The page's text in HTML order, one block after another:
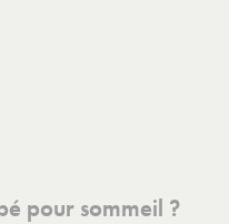
pour sommeil ?